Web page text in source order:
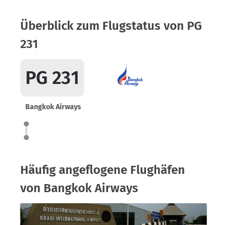
Überblick zum Flugstatus von PG
231
PG 231
Bangkok Airways
Häufig angeflogene Flughäfen
von Bangkok Airways